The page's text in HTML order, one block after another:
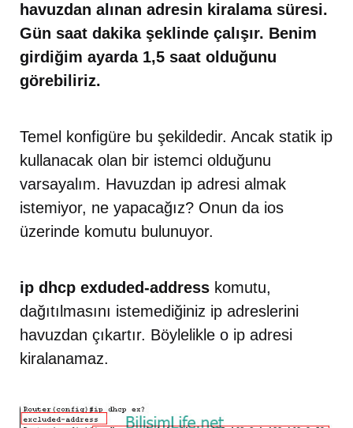
havuzdan alınan adresin kiralama süresi.
Gün saat dakika şeklinde çalışır. Benim
girdiğim ayarda 1,5 saat olduğunu
görebiliriz.
Temel konfigüre bu şekildedir. Ancak statik ip
kullanacak olan bir istemci olduğunu
varsayalım. Havuzdan ip adresi almak
istemiyor, ne yapacağız? Onun da ios
üzerinde komutu bulunuyor.
ip dhcp exduded-address komutu,
dağıtılmasını istemediğiniz ip adreslerini
havuzdan çıkartır. Böylelikle o ip adresi
kiralanamaz.